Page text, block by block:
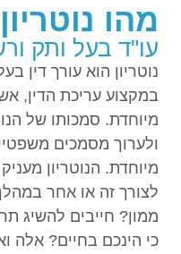
מהו
עו"ד בעל ותק
נוטריון הוא עורך דין
במקצוע עריכת הדין,
מיוחדת. סמכותו של
ולערוך מסמכים
מיוחדת. הנוטריון
לצורך זה או אחר
ממון? חייבים להשיג
כי הינכם בחיים? אלה